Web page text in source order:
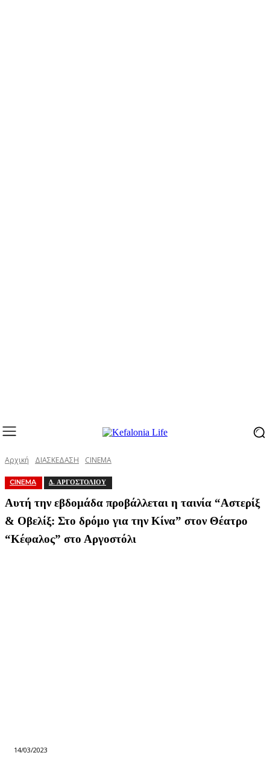
Αρχική ΔΙΑΣΚΕΔΑΣΗ CINEMA
CINEMA Δ. ΑΡΓΟΣΤΟΛΙΟΥ
Αυτή την εβδομάδα προβάλλεται η ταινία “Αστερίξ
& Οβελίξ: Στο δρόμο για την Κίνα” στον Θέατρο
“Κέφαλος” στο Αργοστόλι
14/03/2023